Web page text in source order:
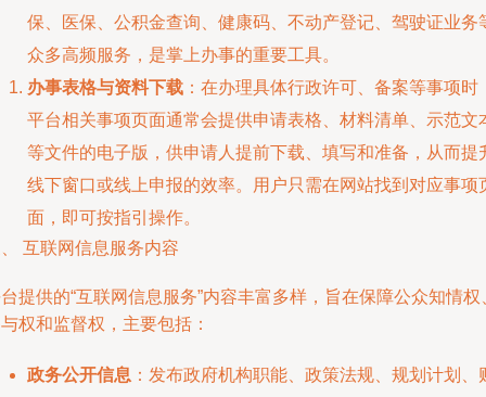
保、医保、公积金查询、健康码、不动产登记、驾驶证业务
众多高频服务，是掌上办事的重要工具。
办事表格与资料下载 ：在办理具体行政许可、备案等事项时
平台相关事项页面通常会提供申请表格、材料清单、示范文
等文件的电子版，供申请人提前下载、填写和准备，从而提
线下窗口或线上申报的效率。用户只需在网站找到对应事项
面，即可按指引操作。
互联网信息服务内容
提供的“互联网信息服务”内容丰富多样，旨在保障公众知情权
权和监督权，主要包括：
政务公开信息 ：发布政府机构职能、政策法规、规划计划、